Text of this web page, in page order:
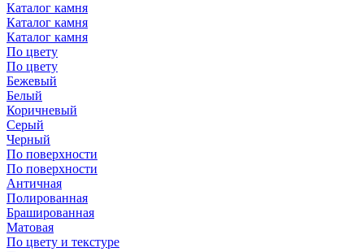
Каталог камня
Каталог камня
Каталог камня
По цвету
По цвету
Бежевый
Белый
Коричневый
Серый
Черный
По поверхности
По поверхности
Античная
Полированная
Брашированная
Матовая
По цвету и текстуре